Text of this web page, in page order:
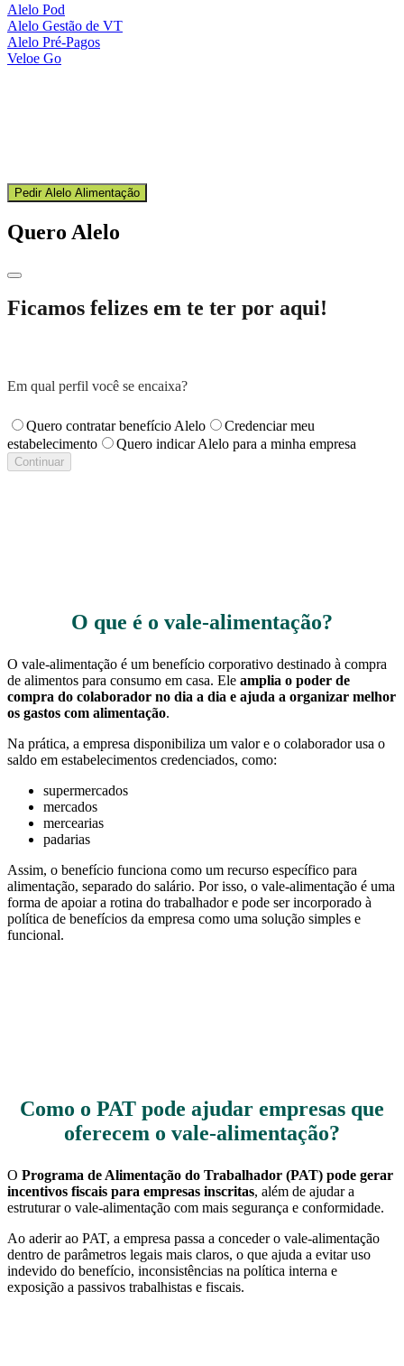
Alelo Pod
Alelo Gestão de VT
Alelo Pré-Pagos
Veloe Go
Pedir Alelo Alimentação
Quero Alelo
Ficamos felizes em te ter por aqui!
Em qual perfil você se encaixa?
Quero contratar benefício Alelo
Credenciar meu
estabelecimento
Quero indicar Alelo para a minha empresa
Continuar
O que é o vale-alimentação?
O vale-alimentação é um benefício corporativo destinado à compra
de alimentos para consumo em casa. Ele amplia o poder de
compra do colaborador no dia a dia e ajuda a organizar melhor
os gastos com alimentação.
Na prática, a empresa disponibiliza um valor e o colaborador usa o
saldo em estabelecimentos credenciados, como:
supermercados
mercados
mercearias
padarias
Assim, o benefício funciona como um recurso específico para
alimentação, separado do salário. Por isso, o vale-alimentação é uma
forma de apoiar a rotina do trabalhador e pode ser incorporado à
política de benefícios da empresa como uma solução simples e
funcional.
Como o PAT pode ajudar empresas que
oferecem o vale-alimentação?
O Programa de Alimentação do Trabalhador (PAT) pode gerar
incentivos fiscais para empresas inscritas, além de ajudar a
estruturar o vale-alimentação com mais segurança e conformidade.
Ao aderir ao PAT, a empresa passa a conceder o vale-alimentação
dentro de parâmetros legais mais claros, o que ajuda a evitar uso
indevido do benefício, inconsistências na política interna e
exposição a passivos trabalhistas e fiscais.